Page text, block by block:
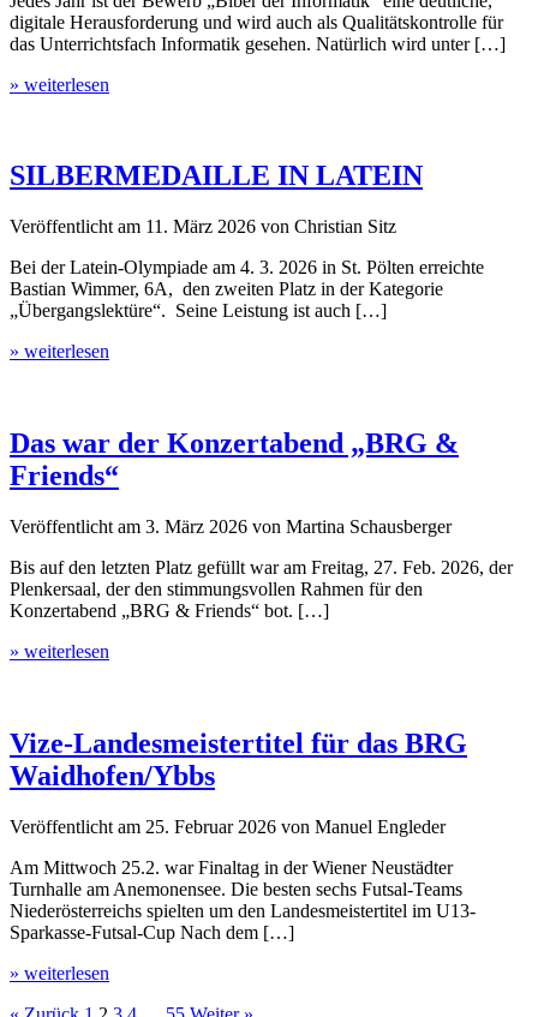
digitale Herausforderung und wird auch als Qualitätskontrolle für
das Unterrichtsfach Informatik gesehen. Natürlich wird unter […]
» weiterlesen
SILBERMEDAILLE IN LATEIN
Veröffentlicht am 11. März 2026 von Christian Sitz
Bei der Latein-Olympiade am 4. 3. 2026 in St. Pölten erreichte
Bastian Wimmer, 6A, den zweiten Platz in der Kategorie
„Übergangslektüre“. Seine Leistung ist auch […]
» weiterlesen
Das war der Konzertabend „BRG &
Friends“
Veröffentlicht am 3. März 2026 von Martina Schausberger
Bis auf den letzten Platz gefüllt war am Freitag, 27. Feb. 2026, der
Plenkersaal, der den stimmungsvollen Rahmen für den
Konzertabend „BRG & Friends“ bot. […]
» weiterlesen
Vize-Landesmeistertitel für das BRG
Waidhofen/Ybbs
Veröffentlicht am 25. Februar 2026 von Manuel Engleder
Am Mittwoch 25.2. war Finaltag in der Wiener Neustädter
Turnhalle am Anemonensee. Die besten sechs Futsal-Teams
Niederösterreichs spielten um den Landesmeistertitel im U13-
Sparkasse-Futsal-Cup Nach dem […]
» weiterlesen